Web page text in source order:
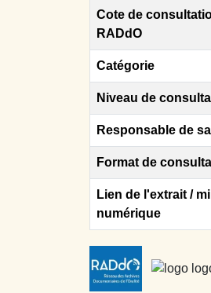
Cote de
RADdO
Catégorie
Niveau de
Responsable de
Format de
Lien de l'extrait /
numérique